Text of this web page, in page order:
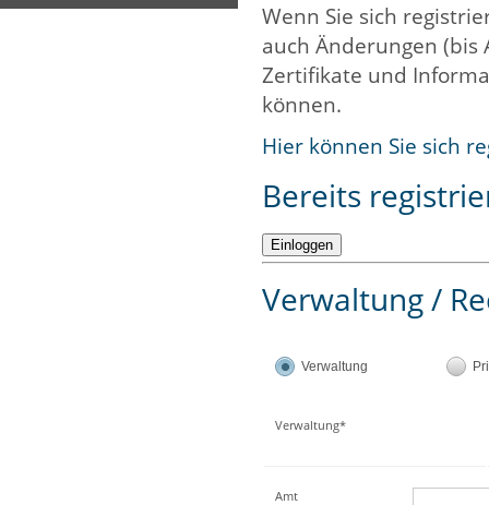
Wenn Sie sich
auch Änderungen
Zertifikate und
können.
Hier können Sie sich
Bereits
Verwaltung /
Verwaltung
Verwaltung*
Amt